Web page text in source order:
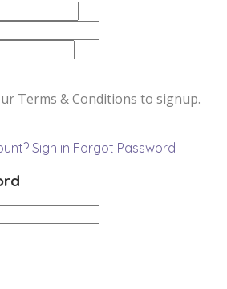
Terms & Conditions to signup.
Sign in Forgot Password